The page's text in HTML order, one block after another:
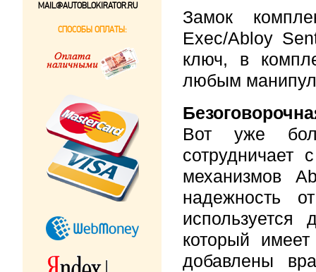
Замок
Exec/Abloy
ключ, в
любым
Вот уже
сотрудничает
механизмов
надежность
используется
который
добавлены
MAIL@AUTOBLOKIRATOR.RU
СПОСОБЫ ОПЛАТЫ: